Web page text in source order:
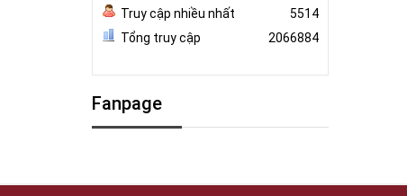
Truy cập nhiều nhất
5514
Tổng truy cập
2066884
Fanpage